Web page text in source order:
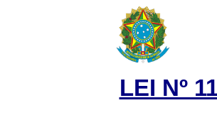
LEI Nº